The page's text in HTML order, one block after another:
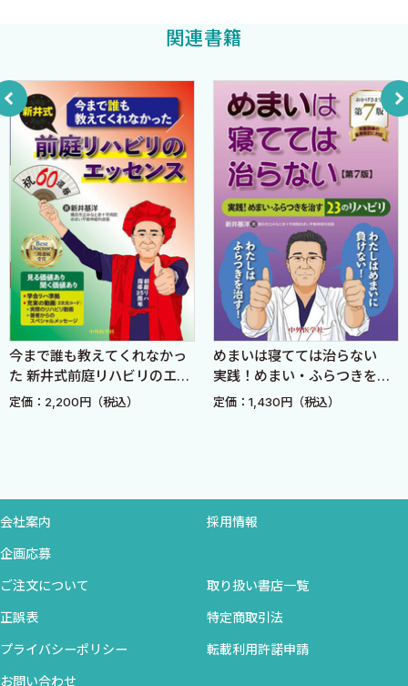
〈佐藤宏昭〉
5．聴神経腫瘍の治療選択のエビデンスは？〈高田雄介
須納瀬 弘〉
E．補聴器，人工中耳，人工内耳
1．補聴器のエビデンスはあるのか？〈杉内智子〉
2．人工中耳医療のエビデンスは？〈土井勝美〉
3．成人の人工内耳のエビデンスは？〈茂木英明 宇佐美
真一〉
4．小児の人工内耳のエビデンスは？〈樫尾明憲 山岨達
也〉
F．耳鳴
1．耳鳴に対する薬物治療のエビデンスは？ 〈五島史行〉
2．耳鳴に対する音響療法，認知行動療法のエビデンス
は？〈小川 郁〉
3．メニエール病に対する中耳加圧療法のエビデンスは？
〈將積日出夫 高倉大匡 坪田雅仁〉
4．メニエール病に対する内リンパ囊開放術のエビデンス
夫〉
6．前庭神経炎に対するステロイドのエビデンスは？〈佐
関連書籍
今まで誰も教えてくれなかっ
た 新井式前庭リハビリのエッ
センス
定価：2,200円（税込）
めまいは寝てては治らない
実践！めまい・ふらつきを治
す23のリハビリ 第7版
定価：1,430円（税込）
会社案内 採用情報
企画応募
ご注文について 取り扱い書店一覧
正誤表 特定商取引法
プライバシーポリシー 転載利用許諾申請
お問い合わせ